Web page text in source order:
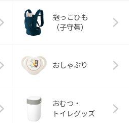
抱っこひも
（子守帯）
おしゃぶり
おむつ・
トイレグッズ